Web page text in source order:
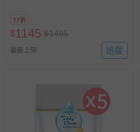
77折
$1145 $1495
最新上架 追蹤